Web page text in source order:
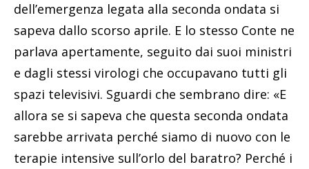
dell’emergenza legata alla seconda ondata si
sapeva dallo scorso aprile. E lo stesso Conte ne
parlava apertamente, seguito dai suoi ministri
e dagli stessi virologi che occupavano tutti gli
spazi televisivi. Sguardi che sembrano dire: «E
allora se si sapeva che questa seconda ondata
sarebbe arrivata perché siamo di nuovo con le
terapie intensive sull’orlo del baratro? Perché i